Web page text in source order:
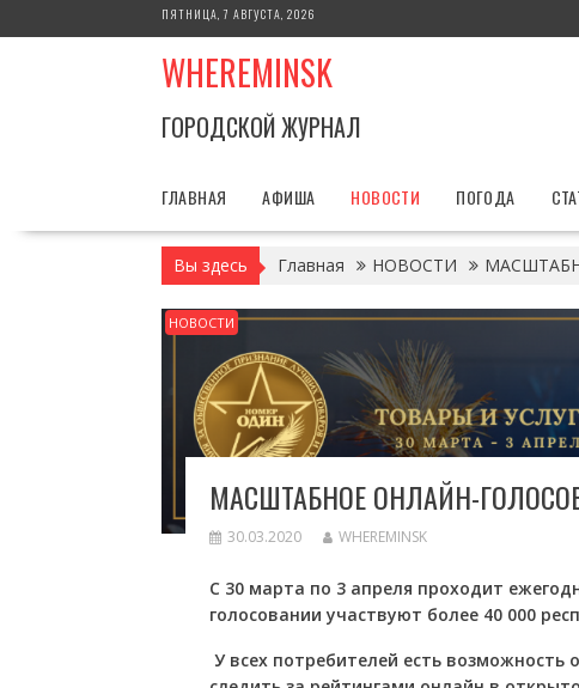
к
ПЯТНИЦА, 7 АВГУСТА, 2026
WHEREMINSK
ГОРОДСКОЙ ЖУРНАЛ
ГЛАВНАЯ АФИША НОВОСТИ ПОГОДА
Вы здесь Главная НОВОСТИ
НОВОСТИ
МАСШТАБНОЕ ОНЛАЙН-
30.03.2020 WHEREMINSK
С 30 марта по 3 апреля проходит
голосовании участвуют более 40 000
У всех потребителей есть возможность